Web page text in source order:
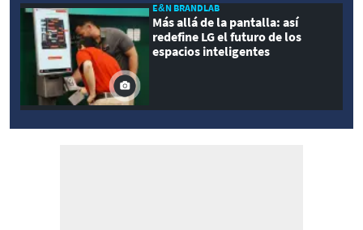
E&N BRANDLAB
Más allá de la pantalla: así
redefine LG el futuro de los
espacios inteligentes